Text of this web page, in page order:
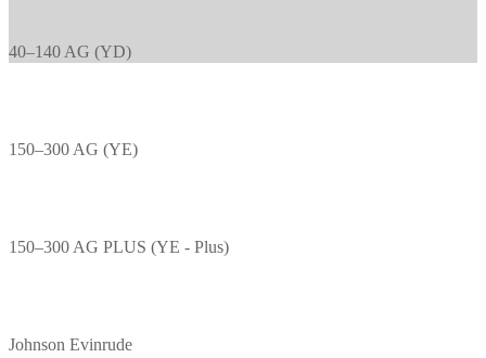
40–140 AG (YD)
150–300 AG (YE)
150–300 AG PLUS (YE - Plus)
Johnson Evinrude